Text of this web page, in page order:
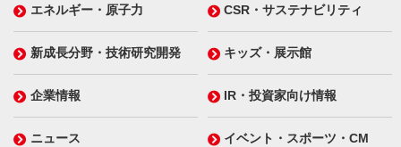
エネルギー・原子力 CSR・サステナビリティ
新成長分野・技術研究開発 キッズ・展示館
企業情報 IR・投資家向け情報
ニュース イベント・スポーツ・CM